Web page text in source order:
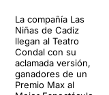
La compañía Las
Niñas de Cadiz
llegan al Teatro
Condal con su
aclamada versión,
ganadores de un
Premio Max al